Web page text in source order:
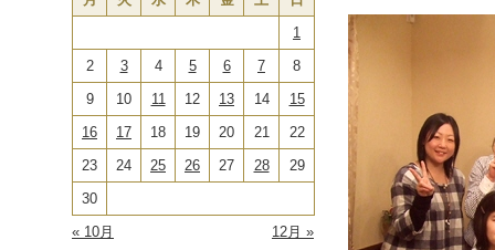
« 10月 12月 »
1
2
3 4 5 6 7
8
9
10 11 12 13 14
15
16
17 18 19 20 21
22
23
24 25 26 27 28
29
30